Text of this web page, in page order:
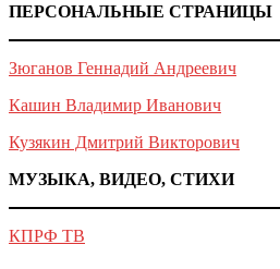
ПЕРСОНАЛЬНЫЕ СТРАНИЦЫ
Зюганов Геннадий Андреевич
Кашин Владимир Иванович
Кузякин Дмитрий Викторович
МУЗЫКА, ВИДЕО, СТИХИ
КПРФ ТВ